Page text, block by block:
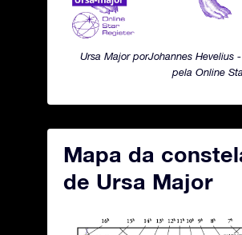
Ursa Major porJohannes Hevelius
pela Online
Mapa da
de Ursa Major